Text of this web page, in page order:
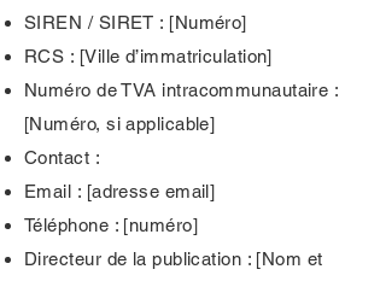
SIREN / SIRET : [Numéro]
RCS : [Ville d’immatriculation]
Numéro de TVA intracommunautaire :
[Numéro, si applicable]
Contact :
Email : [adresse email]
Téléphone : [numéro]
Directeur de la publication : [Nom et